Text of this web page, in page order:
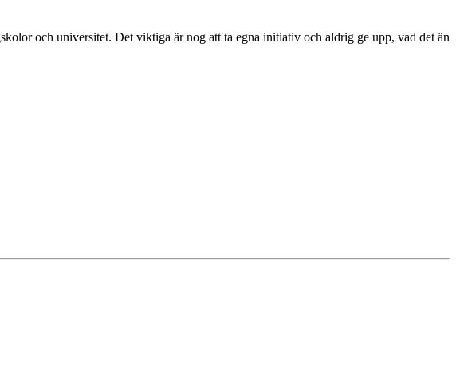
och universitet. Det viktiga är nog att ta egna initiativ och aldrig ge upp, vad det än